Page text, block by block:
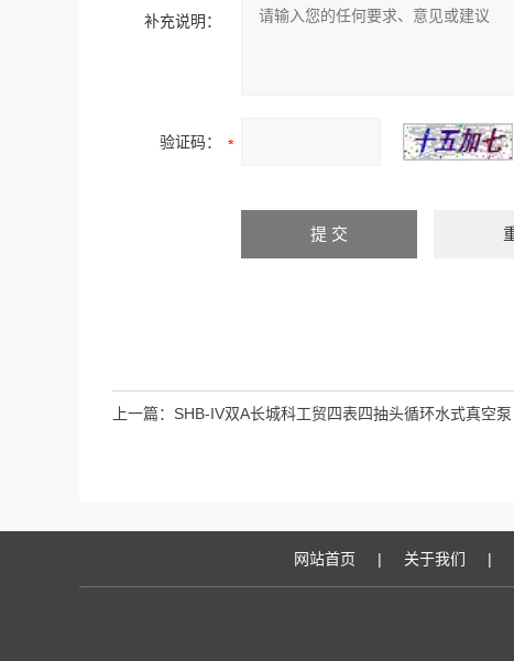
补充说明：
验证码：
上一篇： SHB-IV双A长城科工贸四表四抽头循环水式真空泵
网站首页 | 关于我们 |